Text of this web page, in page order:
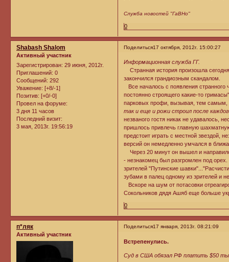
Служба новостей "ГаВНо"
0
Поделиться17 октября, 2012г. 15:00:27
Shabash Shalom
Активный участник
Зарегистрирован: 29 июня, 2012г.
Приглашений: 0
Сообщений: 292
Уважение: [+8/-1]
Позитив: [+0/-0]
Провел на форуме:
3 дня 11 часов
Последний визит:
3 мая, 2013г. 19:56:19
Информационная служба ГГ.
Странная история произошла
закончился грандиозным скандалом.
Все началось с появления странного
постоянно строящего какие-то
парковых профи, вызывая, тем самым,
так и еще и рожи строил после
незваного гостя никак не удавалось,
пришлось привлечь главную
предстоит играть с местной звездой,
версий он немедленно умчался в
Через 20 минут он вышел и
- незнакомец был разгромлен под
зрителей "Путинские
зубами в палец одному из зрителей и
Вскоре на шум от потасовки
Сокольников дядя Ашяб еще больше
0
Поделиться17 января, 2013г. 08:21:09
п*ляк
Активный участник
Встрепенулись.
Суд в США обязал РФ платить $50